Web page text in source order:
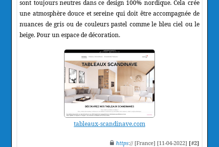
sont toujours neutres dans ce design 100% nordique. Cela crée
une atmosphère douce et sereine qui doit être accompagnée de
nuances de gris ou de couleurs pastel comme le bleu ciel ou le
beige. Pour un espace de décoration.
tableaux-scandinave.com
https:// [France] [11-04-2022] [#2]